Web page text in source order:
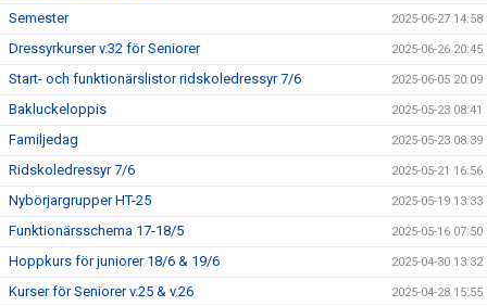
Semester 2025-06-27 14:58
Dressyrkurser v.32 för Seniorer 2025-06-26 20:45
Start- och funktionärslistor ridskoledressyr 7/6 2025-06-05 20:09
Bakluckeloppis 2025-05-23 08:41
Familjedag 2025-05-23 08:39
Ridskoledressyr 7/6 2025-05-21 16:56
Nybörjargrupper HT-25 2025-05-19 13:33
Funktionärsschema 17-18/5 2025-05-16 07:50
Hoppkurs för juniorer 18/6 & 19/6 2025-04-30 13:32
Kurser för Seniorer v.25 & v.26 2025-04-28 15:55